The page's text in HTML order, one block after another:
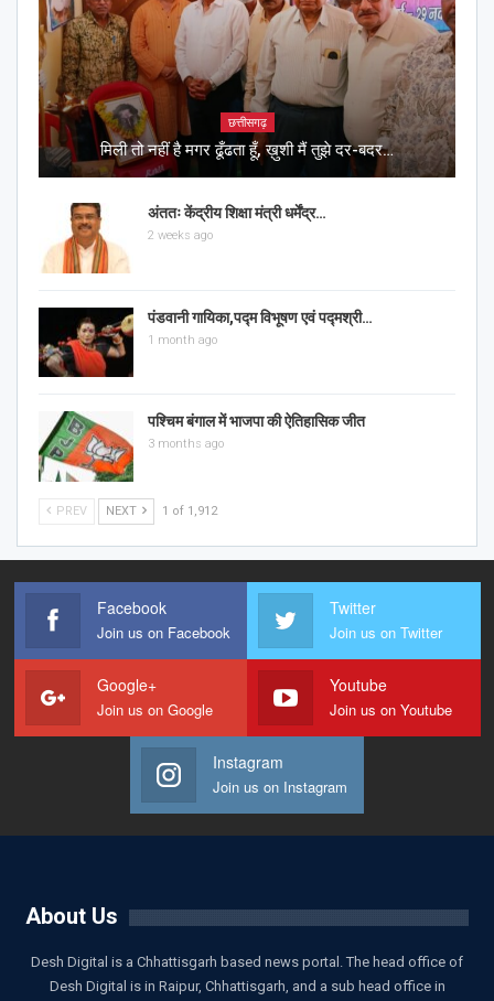
छत्तीसगढ़
मिली तो नहीं है मगर ढूँढता हूँ, ख़ुशी मैं तुझे दर-बदर…
अंततः केंद्रीय शिक्षा मंत्री धर्मेंद्र…
2 weeks ago
पंडवानी गायिका,पद्म विभूषण एवं पद्मश्री…
1 month ago
पश्चिम बंगाल में भाजपा की ऐतिहासिक जीत
3 months ago
PREV NEXT 1 of 1,912
Facebook
Join us on Facebook
Twitter
Join us on Twitter
Google+
Join us on Google
Youtube
Join us on Youtube
Instagram
Join us on Instagram
About Us
Desh Digital is a Chhattisgarh based news portal. The head office of
Desh Digital is in Raipur, Chhattisgarh, and a sub head office in